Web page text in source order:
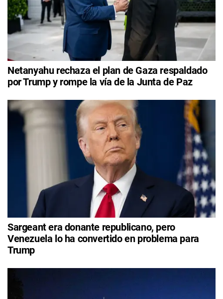
Netanyahu rechaza el plan de Gaza respaldado
por Trump y rompe la vía de la Junta de Paz
Sargeant era donante republicano, pero
Venezuela lo ha convertido en problema para
Trump